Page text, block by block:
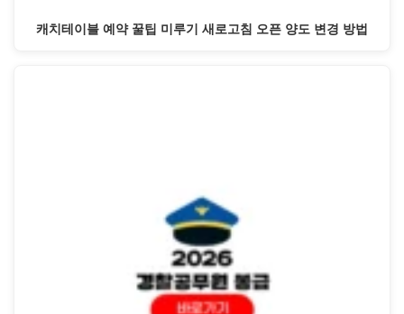
캐치테이블 예약 꿀팁 미루기 새로고침 오픈 양도 변경 방법